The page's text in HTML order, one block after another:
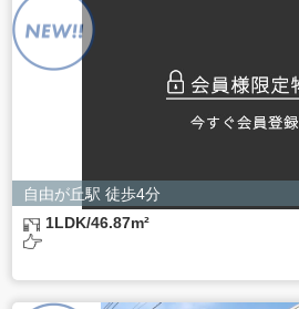
自由が丘駅 徒歩4分
1LDK/46.87m²